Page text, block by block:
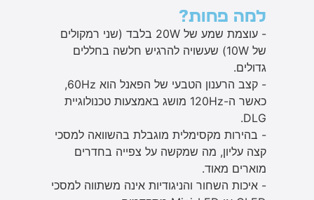
למה פחות?
- עוצמת שמע של 20W בלבד (שני רמקולים
של 10W) שעשויה להרגיש חלשה בחללים
גדולים.
- קצב הרענון הטבעי של הפאנל הוא 60Hz,
כאשר ה-120Hz מושג באמצעות טכנולוגיית
DLG.
- בהירות מקסימלית מוגבלת בהשוואה למסכי
קצה עליון, מה שמקשה על צפייה בחדרים
מוארים מאוד.
- איכות השחור והניגודיות אינה משתווה למסכי